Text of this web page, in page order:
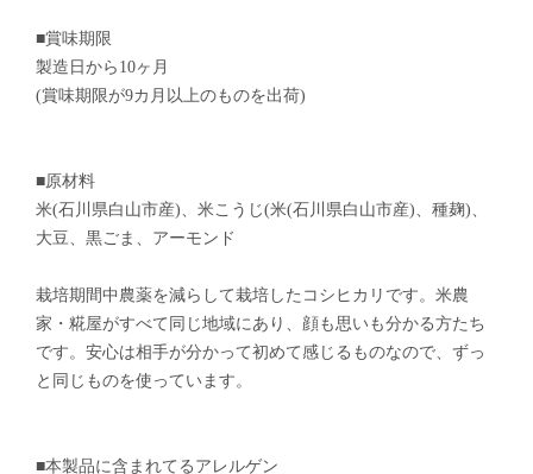
■賞味期限
製造日から10ヶ月
(賞味期限が9カ月以上のものを出荷)
■原材料
米(石川県白山市産)、米こうじ(米(石川県白山市産)、種麹)、
大豆、黒ごま、アーモンド
栽培期間中農薬を減らして栽培したコシヒカリです。米農
家・糀屋がすべて同じ地域にあり、顔も思いも分かる方たち
です。安心は相手が分かって初めて感じるものなので、ずっ
と同じものを使っています。
■本製品に含まれてるアレルゲン